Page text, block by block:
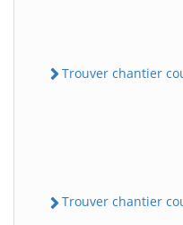
Trouver chantier
Trouver chantier